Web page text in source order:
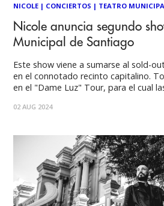
NICOLE | CONCIERTOS | TEATRO
Nicole anuncia segundo
Municipal de Santiago
Este show viene a sumarse al sold-
en el connotado recinto capitalino.
en el "Dame Luz" Tour, para el cual
Luz" Tour, Nicole anuncia su segundo
02 AUG 2024